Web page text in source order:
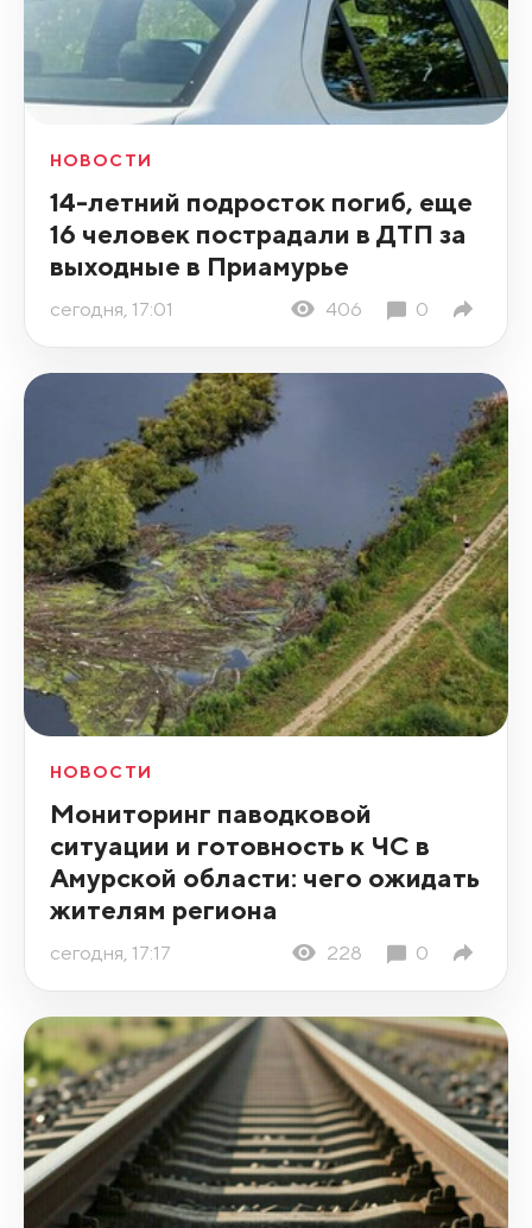
НОВОСТИ
14-летний подросток погиб, еще
16 человек пострадали в ДТП за
выходные в Приамурье
сегодня, 17:01 406 0
НОВОСТИ
Мониторинг паводковой
ситуации и готовность к ЧС в
Амурской области: чего ожидать
жителям региона
сегодня, 17:17 228 0